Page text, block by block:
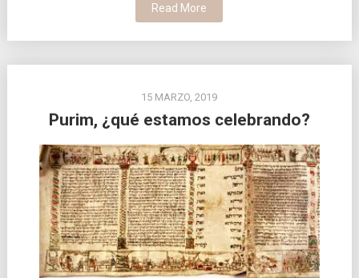
Read More
15 MARZO, 2019
Purim, ¿qué estamos celebrando?